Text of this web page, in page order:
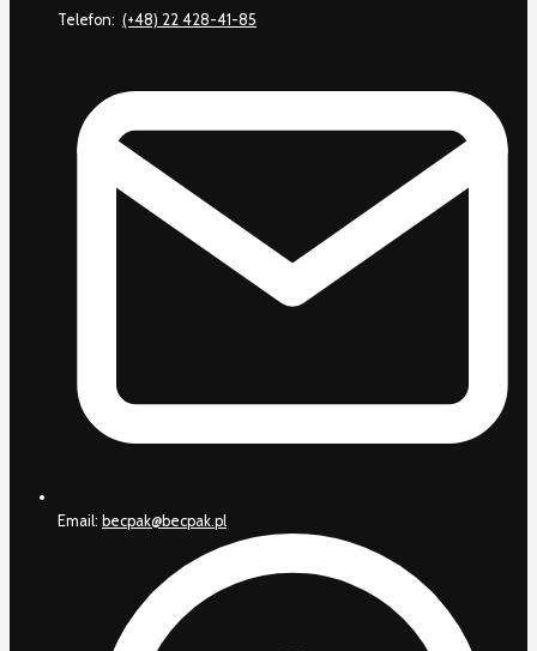
Telefon: (+48) 22 428-41-85
Email: becpak@becpak.pl